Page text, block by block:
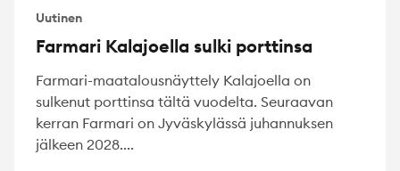
Uutinen
Farmari Kalajoella sulki porttinsa
Farmari-maatalousnäyttely Kalajoella on
sulkenut porttinsa tältä vuodelta. Seuraavan
kerran Farmari on Jyväskylässä juhannuksen
jälkeen 2028....